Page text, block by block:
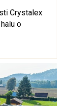
Crystalex
o